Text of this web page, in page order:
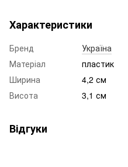
Характеристики
Бренд
Україна
Матеріал
пластик
Ширина
4,2 см
Висота
3,1 см
Відгуки